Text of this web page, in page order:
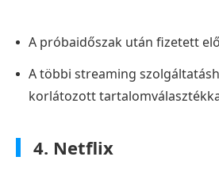
A próbaidőszak után fizetett
A többi streaming
korlátozott
4. Netflix